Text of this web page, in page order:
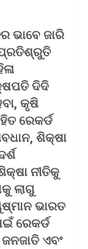
ଭାବେ ଜାରି
ଦିଦି
କୃଷି
ରେକର୍ଡ
ଶିକ୍ଷା
ନୀତିକୁ
ଲାଗୁ
ଭାରତ
ରେକର୍ଡ
ଏବଂ